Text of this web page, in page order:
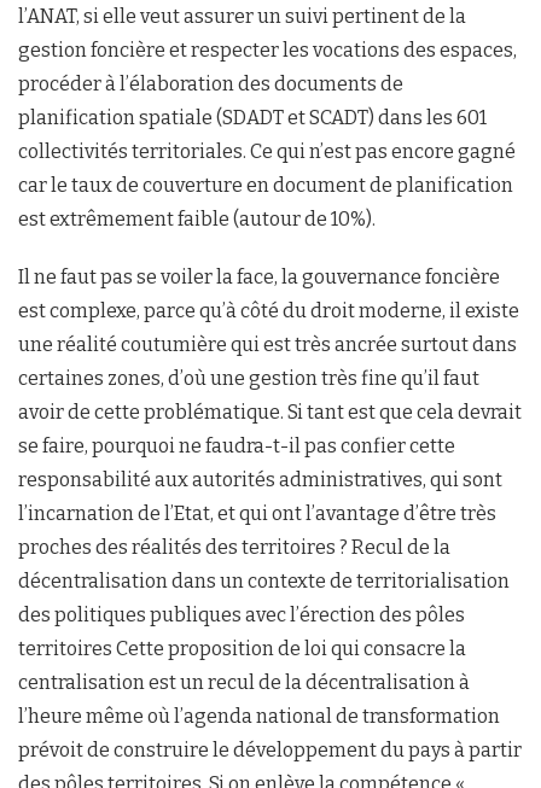
l’ANAT, si elle veut assurer un suivi pertinent de la
gestion foncière et respecter les vocations des espaces,
procéder à l’élaboration des documents de
planification spatiale (SDADT et SCADT) dans les 601
collectivités territoriales. Ce qui n’est pas encore gagné
car le taux de couverture en document de planification
est extrêmement faible (autour de 10%).
Il ne faut pas se voiler la face, la gouvernance foncière
est complexe, parce qu’à côté du droit moderne, il existe
une réalité coutumière qui est très ancrée surtout dans
certaines zones, d’où une gestion très fine qu’il faut
avoir de cette problématique. Si tant est que cela devrait
se faire, pourquoi ne faudra-t-il pas confier cette
responsabilité aux autorités administratives, qui sont
l’incarnation de l’Etat, et qui ont l’avantage d’être très
proches des réalités des territoires ? Recul de la
décentralisation dans un contexte de territorialisation
des politiques publiques avec l’érection des pôles
territoires Cette proposition de loi qui consacre la
centralisation est un recul de la décentralisation à
l’heure même où l’agenda national de transformation
prévoit de construire le développement du pays à partir